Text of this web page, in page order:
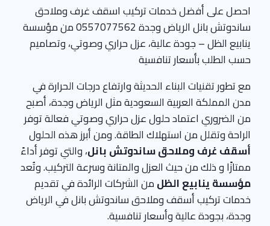
احصل على أفضل خدمات تركيب اسقف غرف وملاحق
ساندوتش بانل الرياض وجدة 0557077562 من مؤسسة
ينابيع الظل – جودة عالية، عزل حراري وصوتي، وتصاميم
حسب الطلب بأسعار تنافسية
مع تطور تقنيات البناء الحديثة وارتفاع درجات الحرارة في
مدن المملكة العربية السعودية مثل الرياض وجدة، أصبح
من الضروري اعتماد حلول عزل حراري وصوتي فعالة توفر
الراحة وتقلل من استهلاك الطاقة. ومن أبرز هذه الحلول
أسقف غرف وملاحق ساندوتش بانل، والتي توفر أداءً
ممتازًا و ذلك من حيث العزل والمتانة وسرعة التركيب. وتُعد
مؤسسة ينابيع الظلمن الشركات الرائدة في تقديم
خدمات تركيب أسقف وملاحق ساندوتش بانل في الرياض
وجدة، بجودة عالية وأسعار تنافسية.